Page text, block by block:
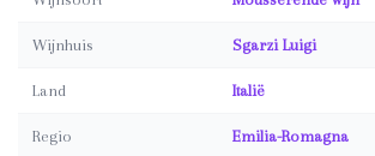
Wijnhuis Sgarzi Luigi
Land Italië
Regio Emilia-Romagna